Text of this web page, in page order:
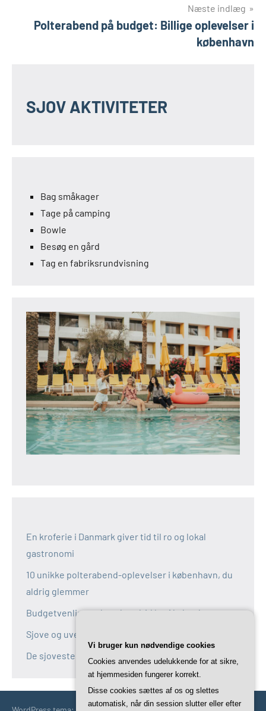
Næste indlæg
Polterabend på budget: Billige oplevelser i
københavn
SJOV AKTIVITETER
Bag småkager
Tage på camping
Bowle
Besøg en gård
Tag en fabriksrundvisning
En kroferie i Danmark giver tid til ro og lokal
gastronomi
10 unikke polterabend-oplevelser i københavn, du
aldrig glemmer
Budgetvenlige polterabend-idéer i københavn
Sjove og uventede polterabend-idéer i københavn
De sjoveste aktiviteter til polterabend i københavn
Vi bruger kun nødvendige cookies
Cookies anvendes udelukkende for at sikre,
at hjemmesiden fungerer korrekt.
Disse cookies sættes af os og slettes
automatisk, når din session slutter eller efter